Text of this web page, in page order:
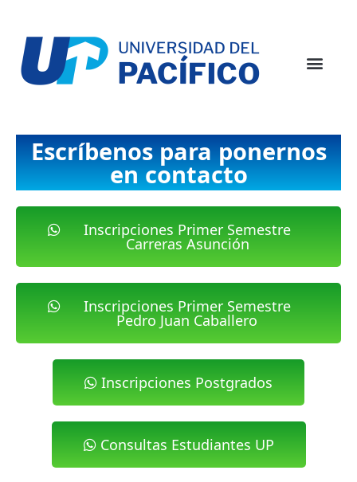
Escríbenos para ponernos
en contacto
Inscripciones Primer Semestre
Carreras Asunción
Inscripciones Primer Semestre
Pedro Juan Caballero
Inscripciones Postgrados
Consultas Estudiantes UP